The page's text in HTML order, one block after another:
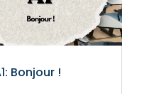
Bonjour !